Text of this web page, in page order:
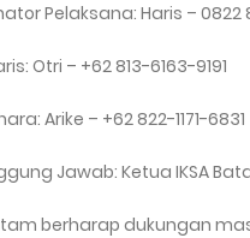
Pelaksana: Haris – 0822
Otri – +62 813-6163-9191
Arike – +62 822-1171-6831
Jawab: Ketua IKSA
berharap dukungan